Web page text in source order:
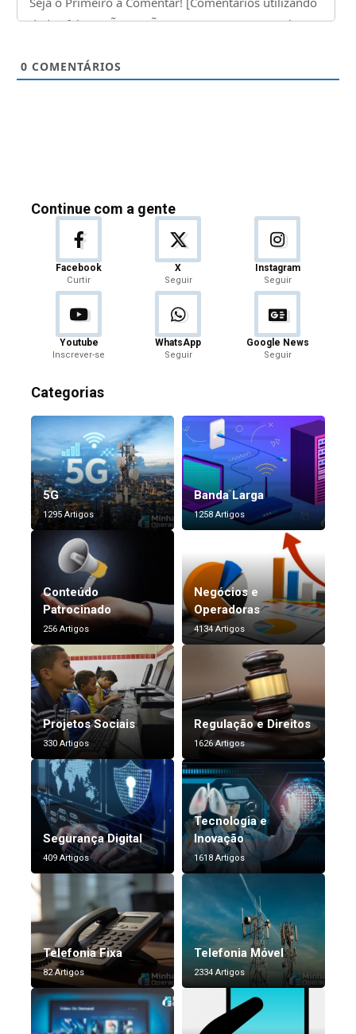
0 COMENTÁRIOS
Continue com a gente
Facebook
Curtir
X
Seguir
Instagram
Seguir
Youtube
Inscrever-se
WhatsApp
Seguir
Google News
Seguir
Categorias
5G
1295 Artigos
Banda Larga
1258 Artigos
Conteúdo
Patrocinado
256 Artigos
Negócios e
Operadoras
4134 Artigos
Projetos Sociais
330 Artigos
Regulação e Direitos
1626 Artigos
Segurança Digital
409 Artigos
Tecnologia e
Inovação
1618 Artigos
Telefonia Fixa
82 Artigos
Telefonia Móvel
2334 Artigos